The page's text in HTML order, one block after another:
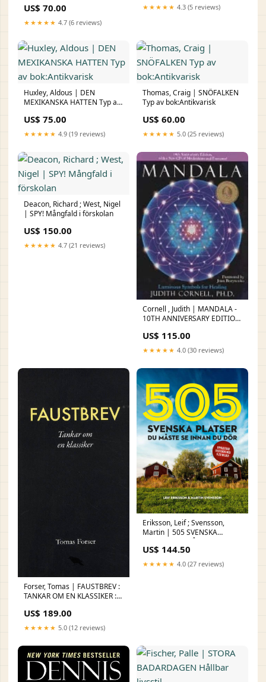
US$ 70.00
★★★★★ 4.7 (6 reviews)
★★★★★ 4.3 (5 reviews)
Huxley, Aldous | DEN
MEXIKANSKA HATTEN Typ av
US$ 75.00
★★★★★ 4.9 (19 reviews)
Thomas, Craig | SNÖFALKEN
Typ av bok:Antikvarisk
US$ 60.00
★★★★★ 5.0 (25 reviews)
Deacon, Richard ; West, Nigel
| SPY! Mångfald i förskolan
US$ 150.00
★★★★★ 4.7 (21 reviews)
Cornell , Judith | MANDALA -
10TH ANNIVERSARY EDITION
Healing Kamikaze pilots
US$ 115.00
★★★★★ 4.0 (30 reviews)
Forser, Tomas | FAUSTBREV :
TANKAR OM EN KLASSIKER :
bok:Ny
US$ 189.00
★★★★★ 5.0 (12 reviews)
Eriksson, Leif ; Svensson,
Martin | 505 SVENSKA
PLATSER DU MÅSTE SE
INNAN DU DÖR Typ av bok:Ny
US$ 144.50
★★★★★ 4.0 (27 reviews)